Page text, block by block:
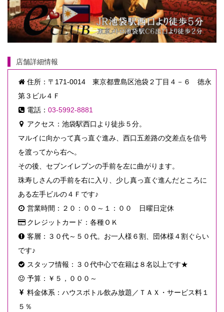
店舗詳細情報
住所：〒171-0014 東京都豊島区池袋２丁目４－６ 徳永
第３ビル４Ｆ
電話： 03-5992-8881
アクセス：池袋駅西口より徒歩５分。
マルイに向かって真っ直ぐ進み、西口五差路の交差点を信号
を渡ってから右へ。
その後、セブンイレブンの手前を左に曲がります。
珠寿しさんの手前を右に入り、少し真っ直ぐ進んだところに
ある左手ビルの４Ｆです♪
営業時間：２０：００～１：００ 日曜日定休
クレジットカード：各種ＯＫ
客層：３０代～５０代。お一人様６割、団体様４割ぐらい
です♪
スタッフ情報：３０代中心で在籍は８名以上です★
予算：￥５，０００～
料金体系：ハウスボトル飲み放題／ＴＡＸ・サービス料１
５％